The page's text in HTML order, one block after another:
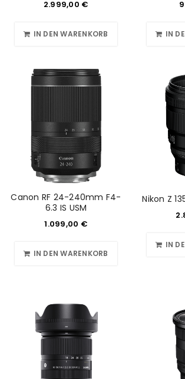
2.999,00 €
IN DEN WARENKORB IN
Canon RF 24-240mm F4-
6.3 IS USM
1.099,00 €
IN DEN WARENKORB
Nikon Z
IN